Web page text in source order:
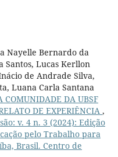
Nayelle Bernardo da
Santos, Lucas Kerllon
de Andrade Silva,
Luana Carla Santana
COMUNIDADE DA UBSF
DE EXPERIÊNCIA ,
v. 4 n. 3 (2024): Edição
pelo Trabalho para
Brasil. Centro de